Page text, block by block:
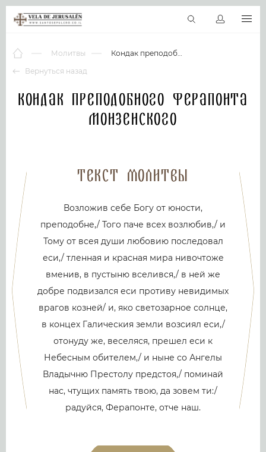
Виртуальные туры
RU
Вернуться назад
Молитвы Кондак преподобного Ферапонта Монзенского
Кондак преподобного Ферапонта
Монзенского
Текст молитвы
Возложив себе Богу от юности,
преподобне,/ Того паче всех возлюбив,/ и
Тому от всея души любовию последовал
еси,/ тленная и красная мира нивочтоже
вменив, в пустыню вселився,/ в ней же
добре подвизался еси противу невидимых
врагов козней/ и, яко светозарное солнце,
в концех Галическия земли возсиял еси,/
отонуду же, веселяся, прешел еси к
Небесным обителем,/ и ныне со Ангелы
Владычню Престолу предстоя,/ поминай
нас, чтущих память твою, да зовем ти:/
радуйся, Ферапонте, отче наш.